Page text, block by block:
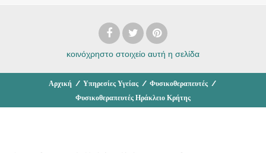
κοινόχρηστο στοιχείο αυτή η σελίδα
Αρχική / Υπηρεσίες Υγείας / Φυσικοθεραπευτές /
Φυσικοθεραπευτές Ηράκλειο Κρήτης